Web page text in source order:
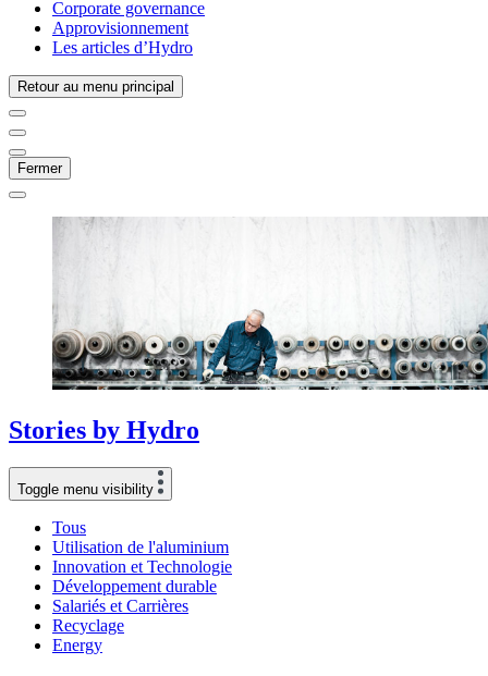
Corporate governance
Approvisionnement
Les articles d’Hydro
Retour au menu principal
Fermer
Stories by Hydro
Toggle menu visibility
Tous
Utilisation de l'aluminium
Innovation et Technologie
Développement durable
Salariés et Carrières
Recyclage
Energy